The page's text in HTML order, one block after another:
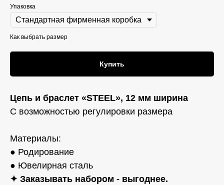
Упаковка
Как выбрать размер
Купить
Цепь и браслет «STEEL», 12 мм ширина
С возможностью регулировки размера
Материалы:
● Родирование
● Ювелирная сталь
✦ Заказывать набором - выгоднее.